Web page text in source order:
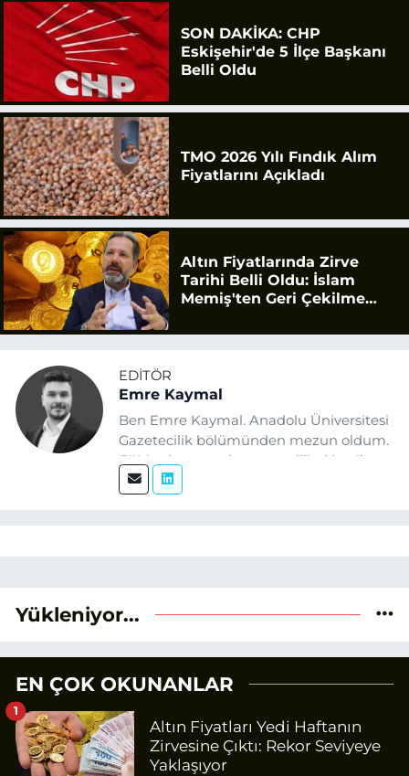
SON DAKİKA: CHP
Eskişehir'de 5 İlçe Başkanı
Belli Oldu
TMO 2026 Yılı Fındık Alım
Fiyatlarını Açıkladı
Altın Fiyatlarında Zirve
Tarihi Belli Oldu: İslam
Memiş'ten Geri Çekilme
EDITÖR
Emre Kaymal
Ben Emre Kaymal. Anadolu Üniversitesi
Gazetecilik bölümünden mezun oldum.
Eğitim hayatım boyunca dijital içerik
üretimi ve arama motoru
Yükleniyor...
EN ÇOK OKUNANLAR
Altın Fiyatları Yedi Haftanın
Zirvesine Çıktı: Rekor Seviyeye
Yaklaşıyor
1